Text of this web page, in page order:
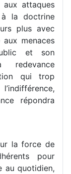
aux attaques
la doctrine
plus avec
menaces
et son
redevance
qui trop
répondra
la force de
pour
au quotidien,